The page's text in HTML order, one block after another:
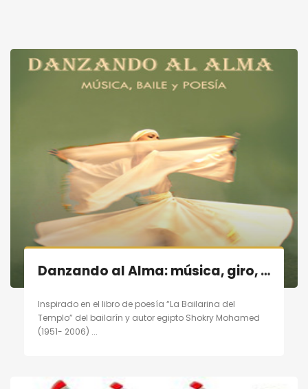
Danzando al Alma: música, giro, poesía en Madrid el 19/11/11
Inspirado en el libro de poesía “La Bailarina del
Templo” del bailarín y autor egipto Shokry Mohamed
(1951- 2006) ...